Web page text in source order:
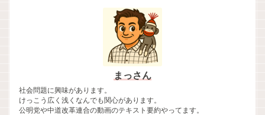
まっさん
社会問題に興味があります。
けっこう広く浅くなんでも関心があります。
公明党や中道改革連合の動画のテキスト要約やってます。